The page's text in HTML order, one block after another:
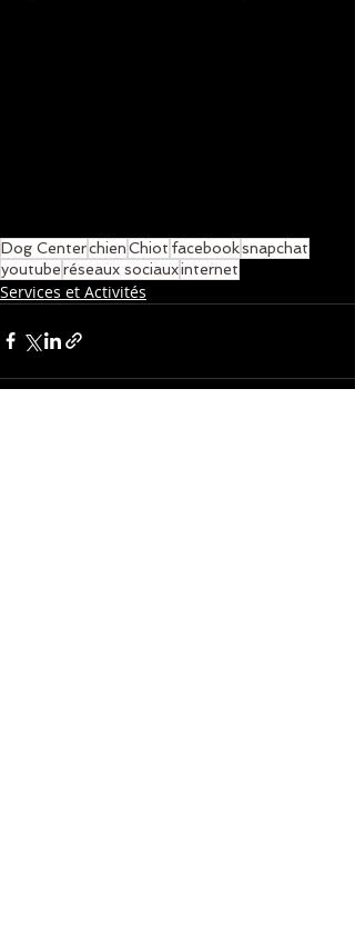
Dog CenterchienChiot facebooksnapchat
youtuberéseaux sociauxinternet
Services et Activités